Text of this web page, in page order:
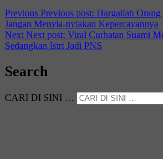
Previous Previous post: Hargailah Orang
Jangan Menyia-nyiakan Kepercayannya
Next Next post: Viral Curhatan Suami
Sedangkan Istri Jadi PNS
Search
CARI DI SINI …